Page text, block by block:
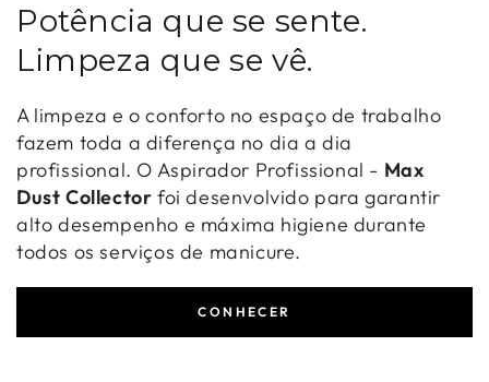
Potência que se sente.
Limpeza que se vê.
A limpeza e o conforto no espaço de trabalho
fazem toda a diferença no dia a dia
profissional. O Aspirador Profissional - Max
Dust Collector foi desenvolvido para garantir
alto desempenho e máxima higiene durante
todos os serviços de manicure.
CONHECER